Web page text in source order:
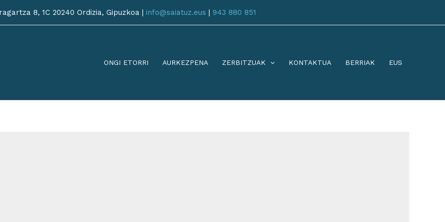
8, 1C 20240 Ordizia, Gipuzkoa | info@saiatuz.eus | 943 880 851
ONGI ETORRI AURKEZPENA ZERBITZUAK KONTAKTUA BERRIAK EUS